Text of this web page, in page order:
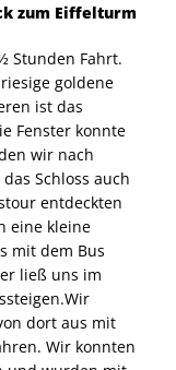
zum Eiffelturm
Stunden Fahrt.
goldene
ist das
Fenster konnte
wir nach
Schloss auch
entdeckten
eine kleine
mit dem Bus
ließ uns im
dort aus mit
Wir konnten